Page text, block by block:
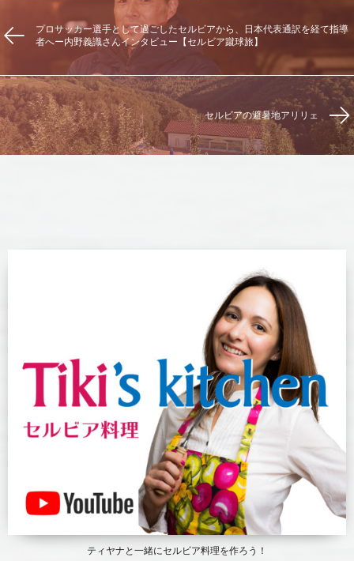
プロサッカー選手として過ごしたセルビアから、日本代表通訳を経て指導
者へー内野義識さんインタビュー【セルビア蹴球旅】
セルビアの避暑地アリリェ
ティヤナと一緒にセルビア料理を作ろう！